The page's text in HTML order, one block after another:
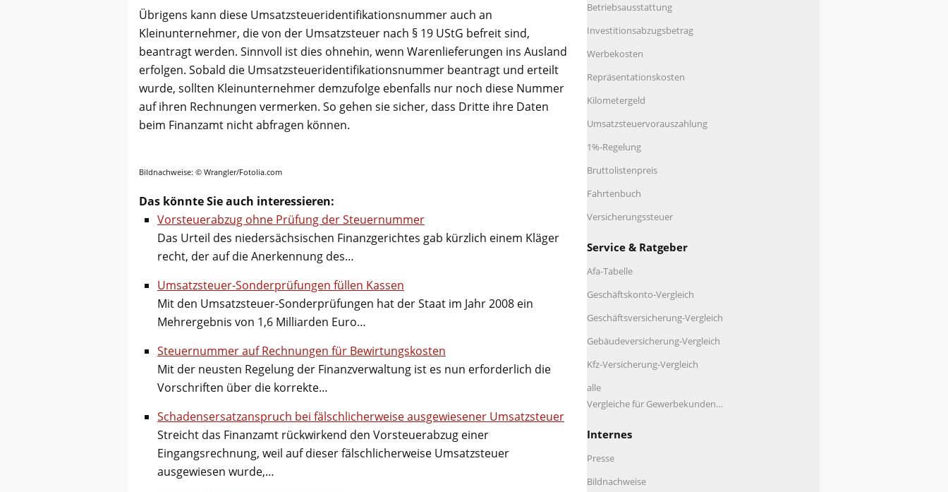
Übrigens kann diese Umsatzsteueridentifikationsnummer auch an
Kleinunternehmer, die von der Umsatzsteuer nach § 19 UStG befreit sind,
beantragt werden. Sinnvoll ist dies ohnehin, wenn Warenlieferungen ins Ausland
erfolgen. Sobald die Umsatzsteueridentifikationsnummer beantragt und erteilt
wurde, sollten Kleinunternehmer demzufolge ebenfalls nur noch diese Nummer
auf ihren Rechnungen vermerken. So gehen sie sicher, dass Dritte ihre Daten
beim Finanzamt nicht abfragen können.
Bildnachweise: © Wrangler/Fotolia.com
Das könnte Sie auch interessieren:
Vorsteuerabzug ohne Prüfung der Steuernummer
Das Urteil des niedersächsischen Finanzgerichtes gab kürzlich einem Kläger
recht, der auf die Anerkennung des…
Umsatzsteuer-Sonderprüfungen füllen Kassen
Mit den Umsatzsteuer-Sonderprüfungen hat der Staat im Jahr 2008 ein
Mehrergebnis von 1,6 Milliarden Euro…
Steuernummer auf Rechnungen für Bewirtungskosten
Mit der neusten Regelung der Finanzverwaltung ist es nun erforderlich die
Vorschriften über die korrekte…
Schadensersatzanspruch bei fälschlicherweise ausgewiesener Umsatzsteuer
Streicht das Finanzamt rückwirkend den Vorsteuerabzug einer
Eingangsrechnung, weil auf dieser fälschlicherweise Umsatzsteuer
ausgewiesen wurde,…
Betriebsausstattung
Investitionsabzugsbetrag
Werbekosten
Repräsentationskosten
Kilometergeld
Umsatzsteuervorauszahlung
1%-Regelung
Bruttolistenpreis
Fahrtenbuch
Versicherungssteuer
Service & Ratgeber
Afa-Tabelle
Geschäftskonto-Vergleich
Geschäftsversicherung-Vergleich
Gebäudeversicherung-Vergleich
Kfz-Versicherung-Vergleich
alle
Vergleiche für Gewerbekunden…
Internes
Presse
Bildnachweise